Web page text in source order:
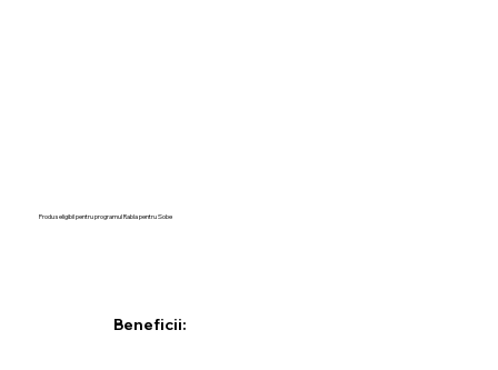
Produs eligibil pentru programul Rabla pentru Sobe
Beneficii: